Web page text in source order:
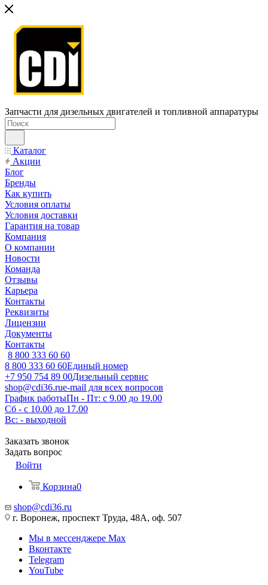
Запчасти для дизельных двигателей и топливной аппаратуры
Каталог
Акции
Блог
Бренды
Как купить
Условия оплаты
Условия доставки
Гарантия на товар
Компания
О компании
Новости
Команда
Отзывы
Карьера
Контакты
Реквизиты
Лицензии
Документы
Контакты
8 800 333 60 60
8 800 333 60 60Единый номер
+7 950 754 89 00Дизельный сервис
shop@cdi36.rue-mail для всех вопросов
График работыПн - Пт: с 9.00 до 19.00
Сб - с 10.00 до 17.00
Вс: - выходной
Заказать звонок
Задать вопрос
Войти
Корзина0
shop@cdi36.ru
г. Воронеж, проспект Труда, 48А, оф. 507
Мы в мессенджере Max
Вконтакте
Telegram
YouTube